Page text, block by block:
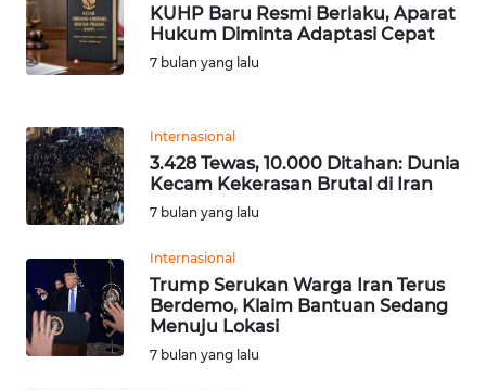
KUHP Baru Resmi Berlaku, Aparat
Hukum Diminta Adaptasi Cepat
7 bulan yang lalu
Internasional
3.428 Tewas, 10.000 Ditahan: Dunia
Kecam Kekerasan Brutal di Iran
7 bulan yang lalu
Internasional
Trump Serukan Warga Iran Terus
Berdemo, Klaim Bantuan Sedang
Menuju Lokasi
7 bulan yang lalu
BANTEN
WN
WN
KEPRI
WN
WN
PAPUA
BARAT